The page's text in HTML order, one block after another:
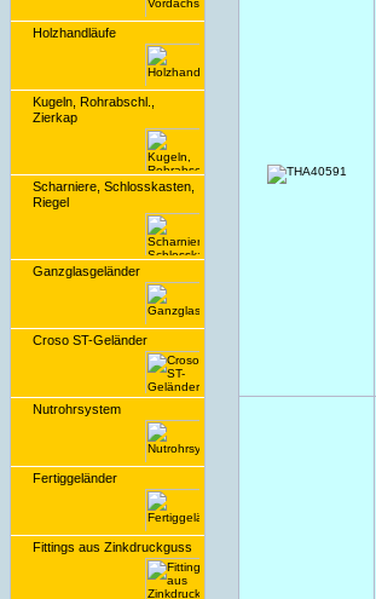
Holzhandläufe
Kugeln, Rohrabschl.,
Zierkap
Scharniere, Schlosskasten,
Riegel
Ganzglasgeländer
Croso ST-Geländer
Nutrohrsystem
Fertiggeländer
Fittings aus Zinkdruckguss